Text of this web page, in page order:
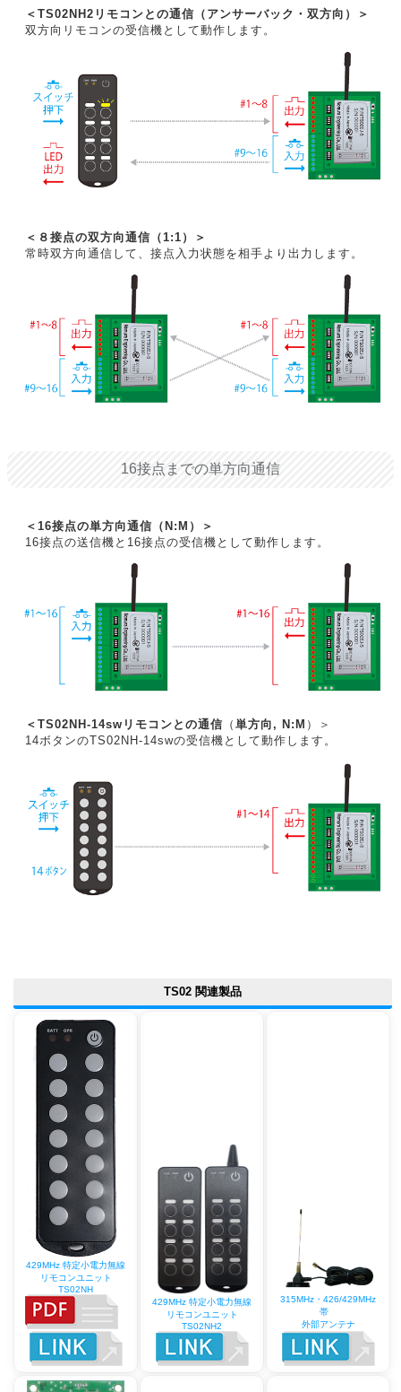
＜TS02NH2リモコンとの通信（アンサーバック・双方向）＞
双方向リモコンの受信機として動作します。
＜８接点の双方向通信（1:1）＞
常時双方向通信して、接点入力状態を相手より出力します。
16接点までの単方向通信
＜16接点の単方向通信（N:M）＞
16接点の送信機と16接点の受信機として動作します。
＜TS02NH-14swリモコンとの通信 （ 単方向, N:M ）＞
14ボタンのTS02NH-14swの受信機として動作します。
TS02 関連製品
429MHz 特定小電力無線
リモコンユニット
TS02NH
429MHz 特定小電力無線
リモコンユニット
TS02NH2
315MHz・426/429MHz
帯
外部アンテナ